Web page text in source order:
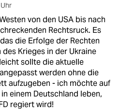
von den USA bis nach
Rechtsruck. Es
die Erfolge der Rechten
Krieges in der Ukraine
sollte die aktuelle
werden ohne die
aufzugeben - ich möchte auf
einem Deutschland leben,
regiert wird!